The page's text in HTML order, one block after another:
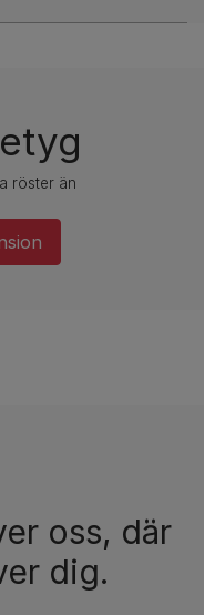
röster än
oss, där
dig.